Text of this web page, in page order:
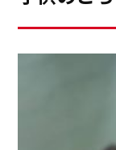
れ、それを、日
するのが好まれ
ンでした。そ
なく、「お台
に存在してい
の場所、お客